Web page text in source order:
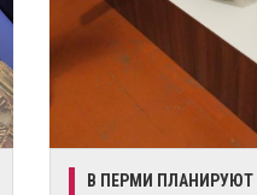
В ПЕРМИ